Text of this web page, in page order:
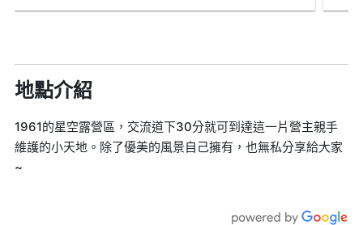
地點介紹
1961的星空露營區，交流道下30分就可到達這一片營主親手
維護的小天地。除了優美的風景自己擁有，也無私分享給大家
~